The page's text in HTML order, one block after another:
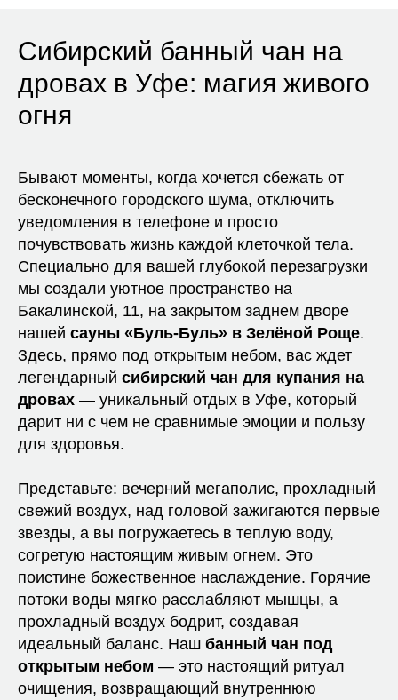
Сибирский банный чан на
дровах в Уфе: магия живого
огня
Бывают моменты, когда хочется сбежать от
бесконечного городского шума, отключить
уведомления в телефоне и просто
почувствовать жизнь каждой клеточкой тела.
Специально для вашей глубокой перезагрузки
мы создали уютное пространство на
Бакалинской, 11, на закрытом заднем дворе
нашей сауны «Буль-Буль» в Зелёной Роще.
Здесь, прямо под открытым небом, вас ждет
легендарный сибирский чан для купания на
дровах — уникальный отдых в Уфе, который
дарит ни с чем не сравнимые эмоции и пользу
для здоровья.
Представьте: вечерний мегаполис, прохладный
свежий воздух, над головой зажигаются первые
звезды, а вы погружаетесь в теплую воду,
согретую настоящим живым огнем. Это
поистине божественное наслаждение. Горячие
потоки воды мягко расслабляют мышцы, а
прохладный воздух бодрит, создавая
идеальный баланс. Наш банный чан под
открытым небом — это настоящий ритуал
очищения, возвращающий внутреннюю